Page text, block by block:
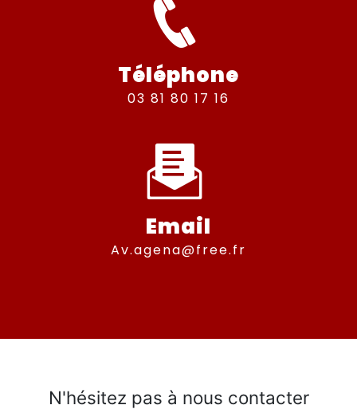
Téléphone
03 81 80 17 16
Email
av.agena@free.fr
N'hésitez pas à nous contacter